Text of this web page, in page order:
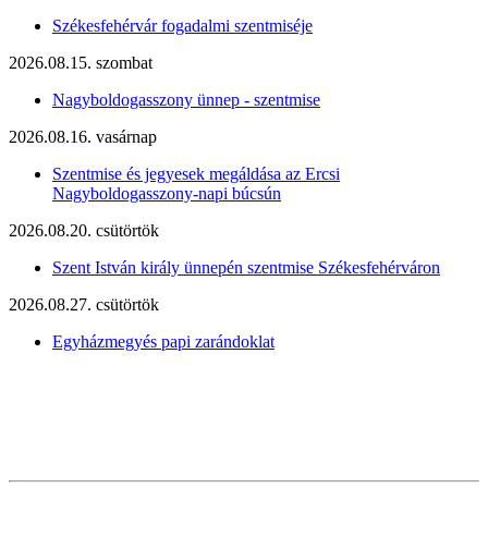
Székesfehérvár fogadalmi szentmiséje
2026.08.15. szombat
Nagyboldogasszony ünnep - szentmise
2026.08.16. vasárnap
Szentmise és jegyesek megáldása az Ercsi
Nagyboldogasszony-napi búcsún
2026.08.20. csütörtök
Szent István király ünnepén szentmise Székesfehérváron
2026.08.27. csütörtök
Egyházmegyés papi zarándoklat